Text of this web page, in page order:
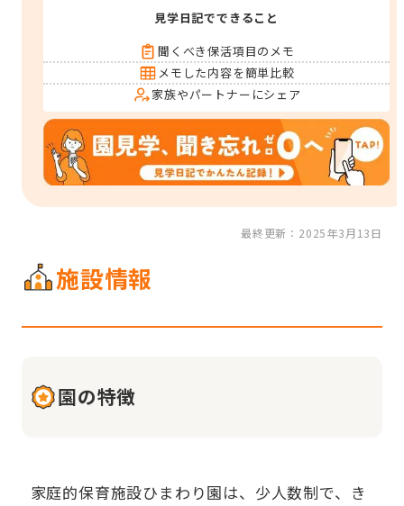
見学日記でできること
聞くべき保活項目のメモ
メモした内容を簡単比較
家族やパートナーにシェア
最終更新：2025年3月13日
施設情報
園の特徴